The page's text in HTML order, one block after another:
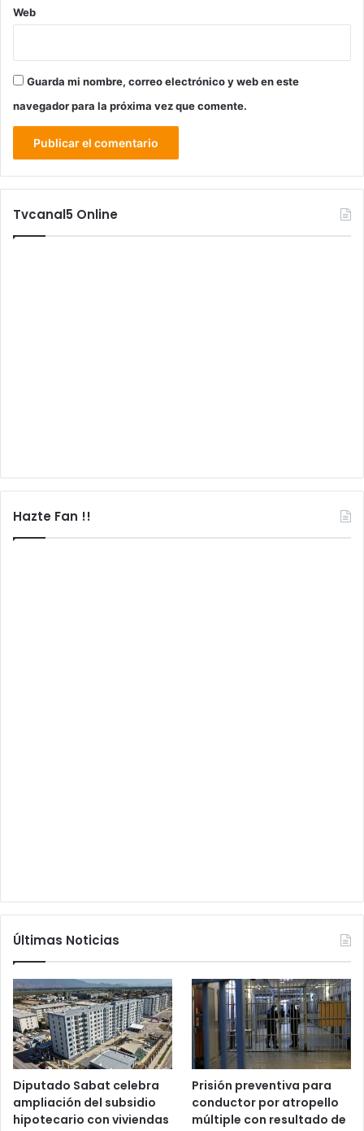
Web
Guarda mi nombre, correo electrónico y web en este
navegador para la próxima vez que comente.
Tvcanal5 Online
Hazte Fan !!
Últimas Noticias
Diputado Sabat celebra
ampliación del subsidio
hipotecario con viviendas
Prisión preventiva para
conductor por atropello
múltiple con resultado de